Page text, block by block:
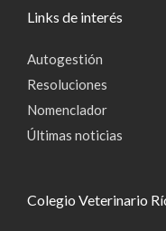
Links de interés
Autogestión
Resoluciones
Nomenclador
Últimas noticias
Colegio Veterinario